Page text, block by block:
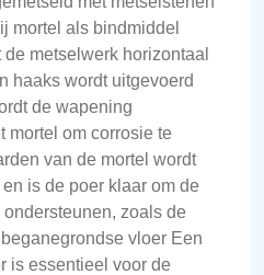
mortel als bindmiddel
metselwerk horizontaal
haaks wordt uitgevoerd
de wapening
mortel om corrosie te
van de mortel wordt
is de poer klaar om de
zoals de
vloer Een
is essentieel voor de